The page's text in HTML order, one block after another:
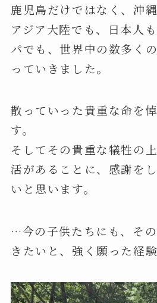
鹿児島だけではなく、沖
アジア大陸でも、日本人
パでも、世界中の数多く
っていきました。
散っていった貴重な命を
す。
そしてその貴重な犠牲の
活があることに、感謝を
いと思います。
…今の子供たちにも、そ
きたいと、強く願った経験